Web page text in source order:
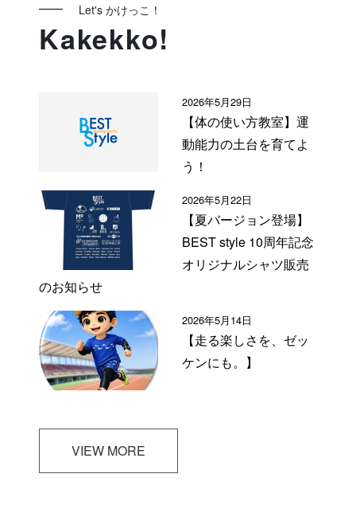
Let's かけっこ！
Kakekko!
2026年5月29日
【体の使い方教室】運
動能力の土台を育てよ
う！
2026年5月22日
【夏バージョン登場】
BEST style 10周年記念
オリジナルシャツ販売
のお知らせ
2026年5月14日
【走る楽しさを、ゼッ
ケンにも。】
VIEW MORE